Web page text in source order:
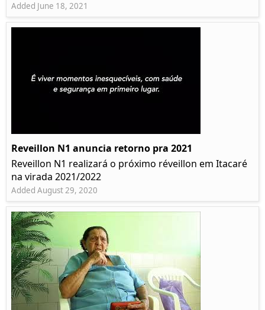
Added June 18, 2021
Reveillon N1 anuncia retorno pra 2021
Reveillon N1 realizará o próximo réveillon em Itacaré
na virada 2021/2022
Added August 29, 2020